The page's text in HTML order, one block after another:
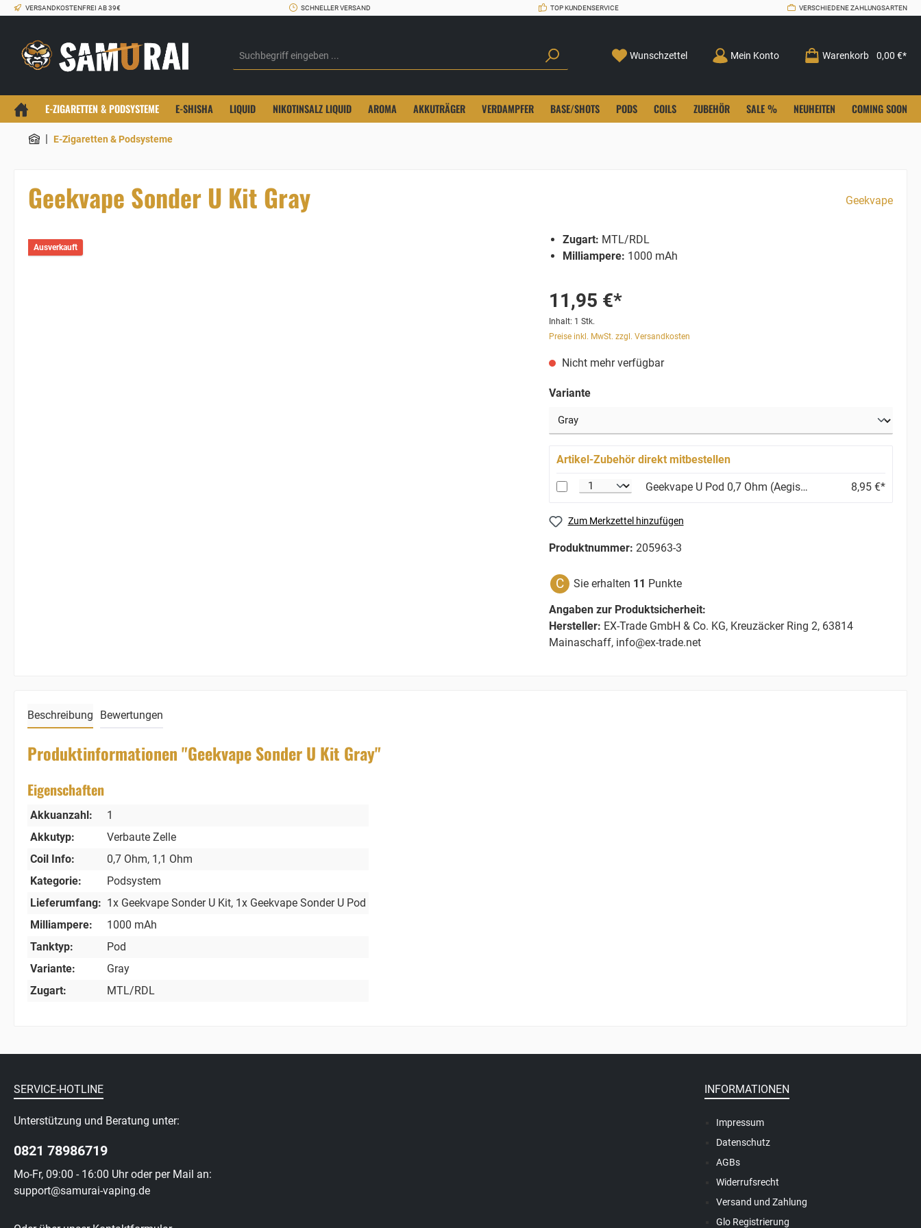
VERSANDKOSTENFREI AB 39€ SCHNELLER VERSAND TOP KUNDENSERVICE VERSCHIEDENE ZAHLUNGSARTEN
Wunschzettel Mein Konto Warenkorb 0,00 €*
E-ZIGARETTEN & PODSYSTEME E-SHISHA LIQUID NIKOTINSALZ LIQUID AROMA AKKUTRÄGER VERDAMPFER BASE/SHOTS PODS COILS ZUBEHÖR SALE % NEUHEITEN COMING SOON
| E-Zigaretten & Podsysteme
Geekvape Sonder U Kit Gray Geekvape
Ausverkauft
Zugart: MTL/RDL
Milliampere: 1000 mAh
11,95 €*
Inhalt: 1 Stk.
Preise inkl. MwSt. zzgl. Versandkosten
Nicht mehr verfügbar
Variante
Artikel-Zubehör direkt mitbestellen
Geekvape U Pod 0,7 Ohm (Aegis U, Wenax U, Sonder U) 8,95 €*
Zum Merkzettel hinzufügen
Produktnummer: 205963-3
C Sie erhalten 11 Punkte
Angaben zur Produktsicherheit:
Hersteller: EX-Trade GmbH & Co. KG, Kreuzäcker Ring 2, 63814
Mainaschaff, info@ex-trade.net
Beschreibung Bewertungen
Produktinformationen "Geekvape Sonder U Kit Gray"
Eigenschaften
Akkuanzahl:
1
Akkutyp:
Verbaute Zelle
Coil Info:
0,7 Ohm, 1,1 Ohm
Kategorie:
Podsystem
Lieferumfang: 1x Geekvape Sonder U Kit, 1x Geekvape Sonder U Pod
Milliampere:
1000 mAh
Tanktyp:
Pod
Variante:
Gray
Zugart:
MTL/RDL
SERVICE-HOTLINE
Unterstützung und Beratung unter:
0821 78986719
Mo-Fr, 09:00 - 16:00 Uhr oder per Mail an:
support@samurai-vaping.de
INFORMATIONEN
Impressum
Datenschutz
AGBs
Widerrufsrecht
Versand und Zahlung
Glo Registrierung